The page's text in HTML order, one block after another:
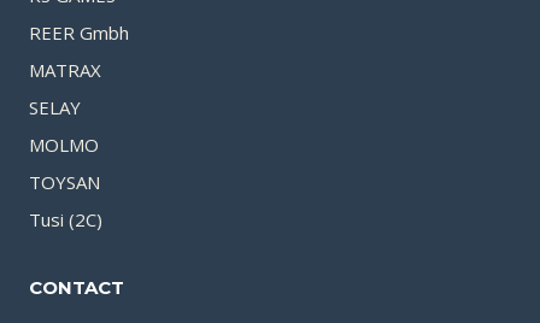
REER Gmbh
MATRAX
SELAY
MOLMO
TOYSAN
Tusi (2C)
CONTACT